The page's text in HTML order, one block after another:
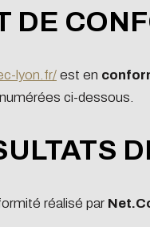
DE
lyon.fr/ est en
ci-dessous.
réalisé par